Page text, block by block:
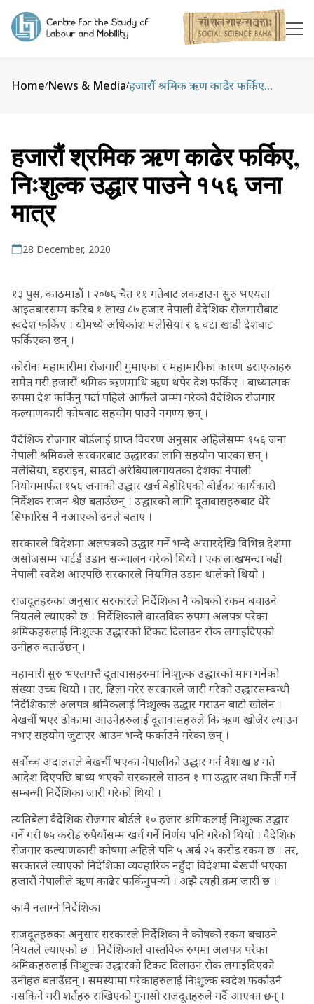
Home/News & Media/ हजारौं श्रमिक ऋण काढेर फर्किए, निःशुल्क उद्धार पाउने १५६ जना मात्र
हजारौं श्रमिक ऋण काढेर फर्किए,
निःशुल्क उद्धार पाउने १५६ जना
मात्र
28 December, 2020
१३ पुस, काठमाडौं । २०७६ चैत ११ गतेबाट लकडाउन सुरु भएयता
आइतबारसम्म करिब १ लाख ८७ हजार नेपाली वैदेशिक रोजगारीबाट
स्वदेश फर्किए । यीमध्ये अधिकांश मलेसिया र ६ वटा खाडी देशबाट
फर्किएका छन् ।
कोरोना महामारीमा रोजगारी गुमाएका र महामारीका कारण डराएकाहरु
समेत गरी हजारौं श्रमिक ऋणमाथि ऋण थपेर देश फर्किए । बाध्यात्मक
रुपमा देश फर्किनु पर्दा पहिले आफैंले जम्मा गरेको वैदेशिक रोजगार
कल्याणकारी कोषबाट सहयोग पाउने नगण्य छन् ।
वैदेशिक रोजगार बोर्डलाई प्राप्त विवरण अनुसार अहिलेसम्म १५६ जना
नेपाली श्रमिकले सरकारबाट उद्धारका लागि सहयोग पाएका छन् ।
मलेसिया, बहराइन, साउदी अरेबियालगायतका देशका नेपाली
नियोगमार्फत १५६ जनाको उद्धार खर्च बेहोरिएको बोर्डका कार्यकारी
निर्देशक राजन श्रेष्ठ बताउँछन् । उद्धारको लागि दूतावासहरुबाट धेरै
सिफारिस नै नआएको उनले बताए ।
सरकारले विदेशमा अलपत्रको उद्धार गर्ने भन्दै असारदेखि विभिन्न देशमा
असोजसम्म चार्टर्ड उडान सञ्चालन गरेको थियो । एक लाखभन्दा बढी
नेपाली स्वदेश आएपछि सरकारले नियमित उडान थालेको थियो ।
राजदूतहरुका अनुसार सरकारले निर्देशिका नै कोषको रकम बचाउने
नियतले ल्याएको छ । निर्देशिकाले वास्तविक रुपमा अलपत्र परेका
श्रमिकहरुलाई निःशुल्क उद्धारको टिकट दिलाउन रोक लगाइदिएको
उनीहरु बताउँछन् ।
महामारी सुरु भएलगत्तै दूतावासहरुमा निःशुल्क उद्धारको माग गर्नेको
संख्या उच्च थियो । तर, ढिला गरेर सरकारले जारी गरेको उद्धारसम्बन्धी
निर्देशिकाले अलपत्र श्रमिकलाई निःशुल्क उद्धार गराउन बाटो खोलेन ।
बेखर्ची भएर ढोकामा आउनेहरुलाई दूतावासहरुले कि ऋण खोजेर ल्याउन
नभए सहयोग जुटाएर आउन भन्दै फर्काउने गरेका छन् ।
सर्वोच्च अदालतले बेखर्ची भएका नेपालीको उद्धार गर्न वैशाख ४ गते
आदेश दिएपछि बाध्य भएको सरकारले साउन १ मा उद्धार तथा फिर्ती गर्ने
सम्बन्धी निर्देशिका जारी गरेको थियो ।
त्यतिबेला वैदेशिक रोजगार बोर्डले १० हजार श्रमिकलाई निःशुल्क उद्धार
गर्ने गरी ७५ करोड रुपैयाँसम्म खर्च गर्ने निर्णय पनि गरेको थियो । वैदेशिक
रोजगार कल्याणकारी कोषमा अहिले पनि ५ अर्ब २५ करोड रकम छ । तर,
सरकारले ल्याएको निर्देशिका व्यवहारिक नहुँदा विदेशमा बेखर्ची भएका
हजारौं नेपालीले ऋण काढेर फर्किनुपर्‍यो । अझै त्यही क्रम जारी छ ।
कामै नलाग्ने निर्देशिका
राजदूतहरुका अनुसार सरकारले निर्देशिका नै कोषको रकम बचाउने
नियतले ल्याएको छ । निर्देशिकाले वास्तविक रुपमा अलपत्र परेका
श्रमिकहरुलाई निःशुल्क उद्धारको टिकट दिलाउन रोक लगाइदिएको
उनीहरु बताउँछन् । समस्यामा परेकाहरुलाई निःशुल्क स्वदेश फर्काउनै
नसकिने गरी शर्तहरु राखिएको गुनासो राजदूतहरुले गर्दै आएका छन् ।